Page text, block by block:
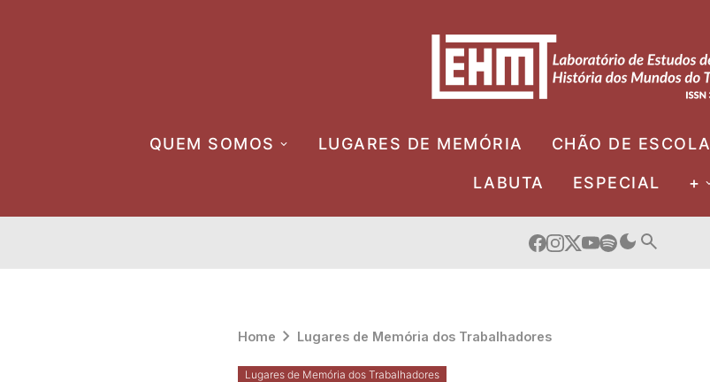
QUEM SOMOS LUGARES DE MEMÓRIA CHÃO DE ESCOLA
LABUTA ESPECIAL +
Home Lugares de Memória dos Trabalhadores
Lugares de Memória dos Trabalhadores